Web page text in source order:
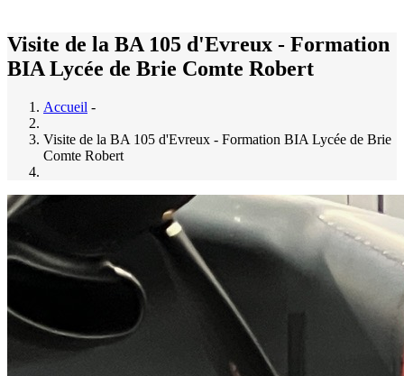
Visite de la BA 105 d'Evreux - Formation
BIA Lycée de Brie Comte Robert
Accueil -
Visite de la BA 105 d'Evreux - Formation BIA Lycée de Brie
Comte Robert